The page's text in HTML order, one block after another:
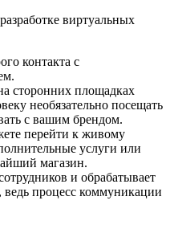
виртуальных
контакта с
сторонних площадках
необязательно посещать
с вашим брендом.
перейти к живому
услуги или
магазин.
и обрабатывает
ведь процесс коммуникации